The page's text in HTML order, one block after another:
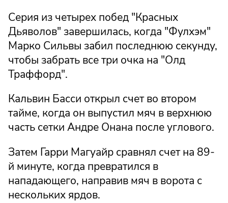
Серия из четырех побед "Красных
Дьяволов" завершилась, когда "Фулхэм"
Марко Сильвы забил последнюю секунду,
чтобы забрать все три очка на "Олд
Траффорд".
Кальвин Басси открыл счет во втором
тайме, когда он выпустил мяч в верхнюю
часть сетки Андре Онана после углового.
Затем Гарри Магуайр сравнял счет на 89-
й минуте, когда превратился в
нападающего, направив мяч в ворота с
нескольких ярдов.